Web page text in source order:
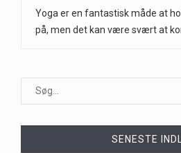
Yoga er en fantastisk måde at
på, men det kan være svært at
SENESTE